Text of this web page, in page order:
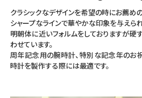
クラシックなデザインを希望の時にお薦めの
シャープなラインで華やかな印象を与えられ
明朝体に近いフォルムをしておりますが硬
わせています。
周年記念用の腕時計、特別な記念年のお
時計を製作する際には最適です。